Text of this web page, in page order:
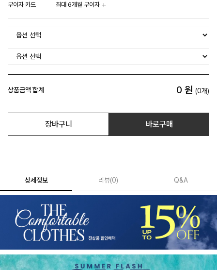
무이자 카드 최대 6개월 무이자
상품금액 합계 0 원 (0개)
장바구니 바로구매
상세정보 리뷰(0) Q&A